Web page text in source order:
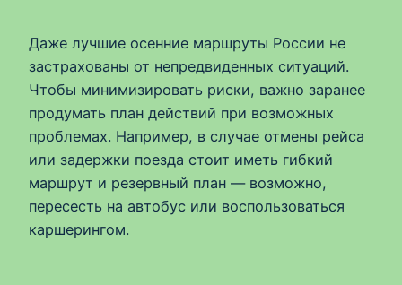
Даже лучшие осенние маршруты России не
застрахованы от непредвиденных ситуаций.
Чтобы минимизировать риски, важно заранее
продумать план действий при возможных
проблемах. Например, в случае отмены рейса
или задержки поезда стоит иметь гибкий
маршрут и резервный план — возможно,
пересесть на автобус или воспользоваться
каршерингом.